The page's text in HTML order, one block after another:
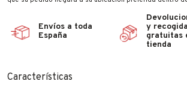
Envíos a toda
España
y
gratuitas
tienda
Características